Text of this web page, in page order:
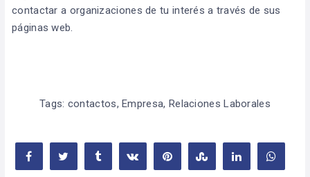
contactar a organizaciones de tu interés a través de sus
páginas web.
Tags: contactos,Empresa, Relaciones Laborales